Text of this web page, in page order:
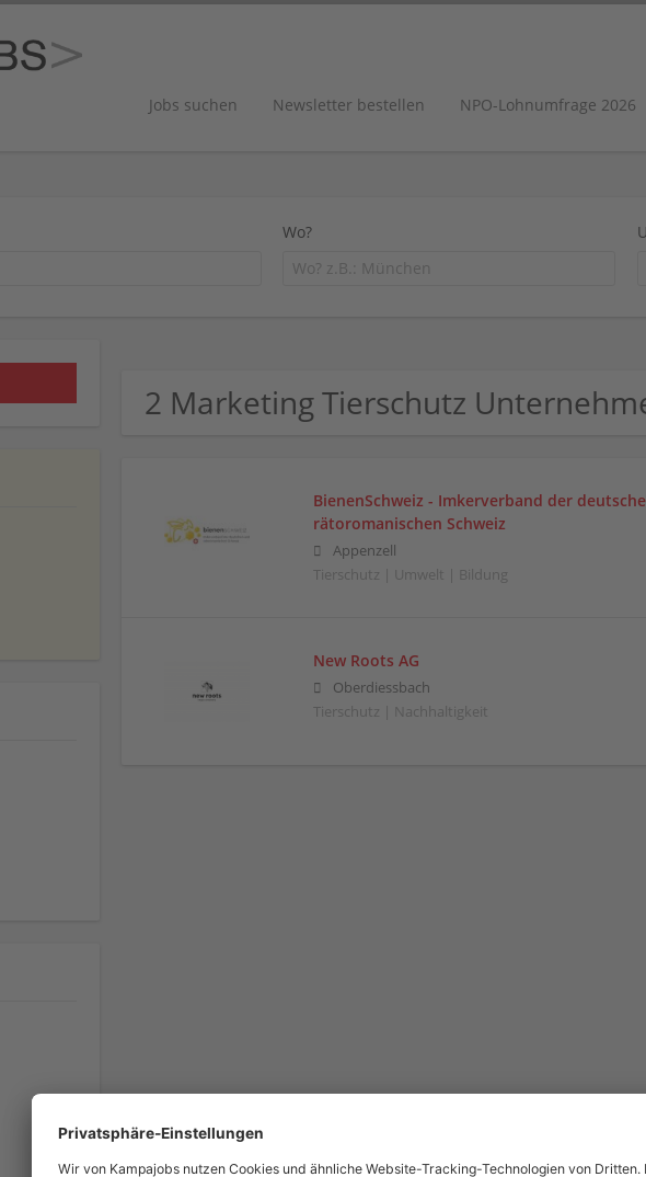
Jobs suchen Newsletter bestellen NPO-Lohnumfrage 2026
Wo?
2 Marketing Tierschutz
BienenSchweiz - Imkerverband der
rätoromanischen Schweiz
Appenzell
Tierschutz | Umwelt | Bildung
New Roots AG
Oberdiessbach
Tierschutz | Nachhaltigkeit